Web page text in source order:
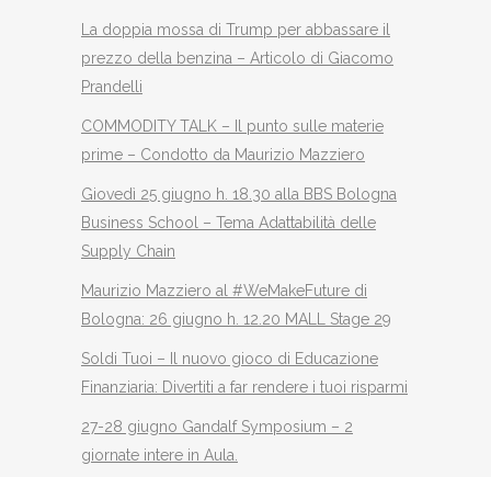
La doppia mossa di Trump per abbassare il
prezzo della benzina – Articolo di Giacomo
Prandelli
COMMODITY TALK – Il punto sulle materie
prime – Condotto da Maurizio Mazziero
Giovedì 25 giugno h. 18.30 alla BBS Bologna
Business School – Tema Adattabilità delle
Supply Chain
Maurizio Mazziero al #WeMakeFuture di
Bologna: 26 giugno h. 12.20 MALL Stage 29
Soldi Tuoi – Il nuovo gioco di Educazione
Finanziaria: Divertiti a far rendere i tuoi risparmi
27-28 giugno Gandalf Symposium – 2
giornate intere in Aula.